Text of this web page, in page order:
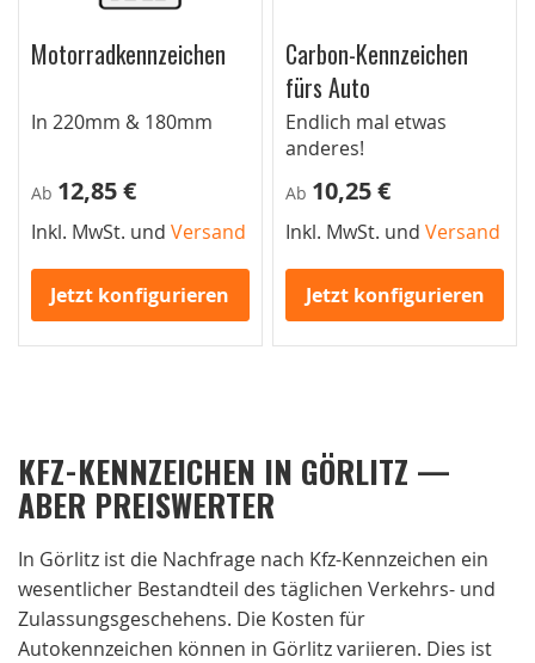
Motorradkennzeichen
In 220mm & 180mm
Ab 12,85 €
Inkl. MwSt. und Versand
Jetzt konfigurieren
Carbon-Kennzeichen
fürs Auto
Endlich mal etwas
anderes!
Ab 10,25 €
Inkl. MwSt. undVersand
Jetzt konfigurieren
KFZ-KENNZEICHEN IN GÖRLITZ —
ABER PREISWERTER
In Görlitz ist die Nachfrage nach Kfz-Kennzeichen ein
wesentlicher Bestandteil des täglichen Verkehrs- und
Zulassungsgeschehens. Die Kosten für
Autokennzeichen können in Görlitz variieren. Dies ist